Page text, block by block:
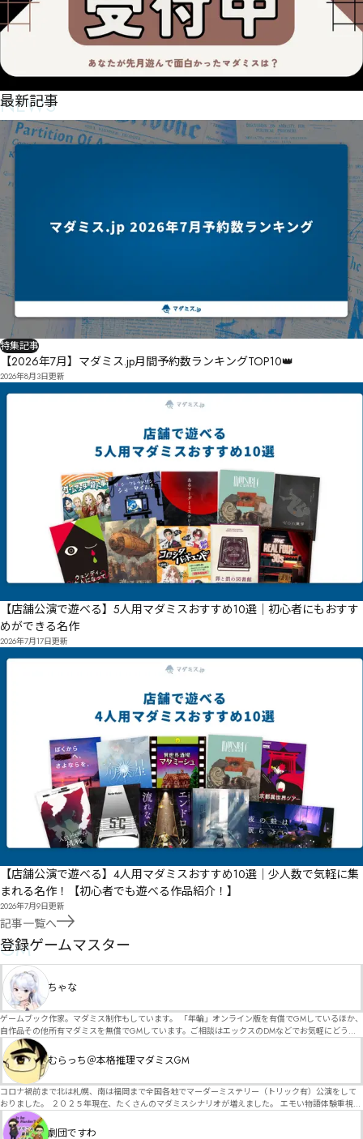
NEWS
最新記事
特集記事
【2026年7月】マダミス.jp月間予約数ランキングTOP10👑
2026年8月3日更新
【店舗公演で遊べる】5人用マダミスおすすめ10選｜初心者にもおすす
めができる名作
2026年7月17日更新
【店舗公演で遊べる】4人用マダミスおすすめ10選｜少人数で気軽に集
まれる名作！【初心者でも遊べる作品紹介！】
2026年7月9日更新
記事一覧へ
GM
登録ゲームマスター
ちゃな
ゲームブック作家。マダミス制作もしています。 「年輪」オンライン版を有償でGMしているほか、
自作品その他所有マダミスを無償でGMしています。ご相談はエックスのDMなどでお気軽にどう
ぞ。
むらっち＠本格推理マダミスGM
コロナ禍前まで北は札幌、南は福岡まで全国各地でマーダーミステリー（トリック有）公演をして
おりました。 ２０２５年現在、たくさんのマダミスシナリオが増えました。 エモい物語体験重視の
シナリオがマダミス・マーダーミステリーというジャンル名でたくさんあるため、そのようなシナ
リオは簡単に遊べます。 しかし、２～３時間ずっと考え＆議論して、見たことないトリックが解け
劇団ですわ